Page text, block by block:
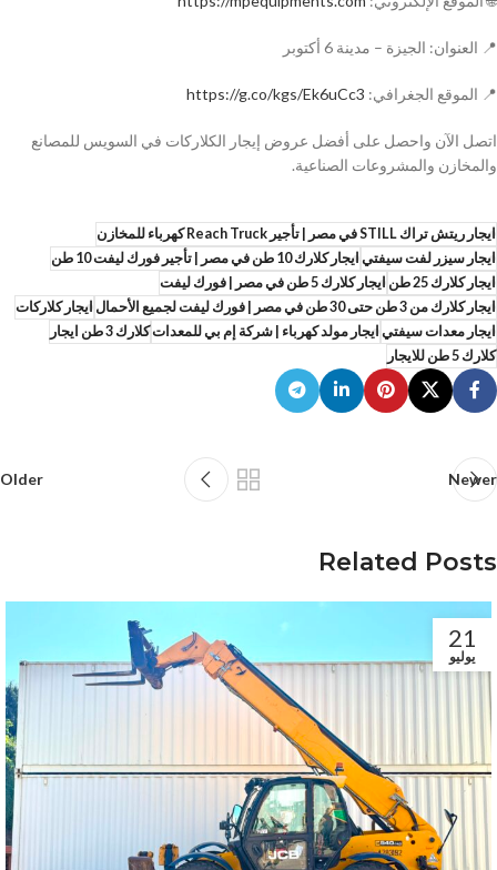
📍 العنوان: الجيزة – مدينة 6 أكتوبر
📍 الموقع الجغرافي: https://g.co/kgs/Ek6uCc3
اتصل الآن واحصل على أفضل عروض إيجار الكلاركات في السويس للمصانع
والمخازن والمشروعات الصناعية.
ايجار ريتش تراك STILL في مصر | تأجير Reach Truck كهرباء للمخازن
ايجار سيزر لفت سيفتيايجار كلارك 10 طن في مصر | تأجير فورك ليفت 10 طن
ايجار كلارك 25 طن
ايجار كلارك 5 طن في مصر | فورك ليفت
ايجار كلارك من 3 طن حتى 30 طن في مصر | فورك ليفت لجميع الأحمال
ايجار كلاركات
ايجار معدات سيفتيايجار مولد كهرباء | شركة إم بي للمعداتكلارك 3 طن ايجار
كلارك 5 طن للايجار
Newer
Older
Related Posts
21
يوليو